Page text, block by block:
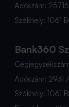
Adószám:
Székhely: 1061
Bank360
Adószám:
Székhely: 1061